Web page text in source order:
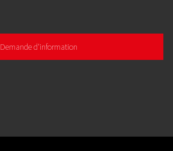
Demande d'information